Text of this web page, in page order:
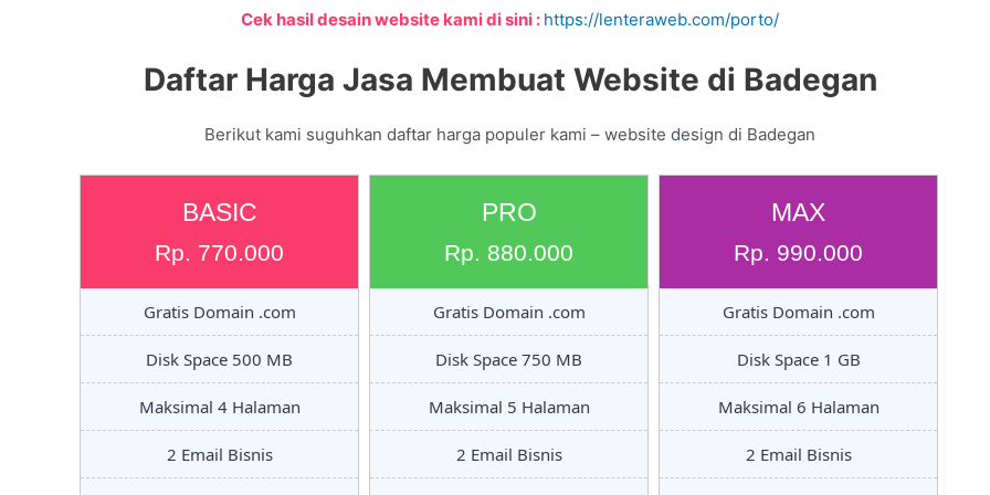
Cek hasil desain website kami di sini : https://lenteraweb.com/porto/
Daftar Harga Jasa Membuat Website di Badegan
Berikut kami suguhkan daftar harga populer kami – website design di Badegan
BASIC
Rp. 770.000
Gratis Domain .com
Disk Space 500 MB
Maksimal 4 Halaman
2 Email Bisnis
PRO
Rp. 880.000
Gratis Domain .com
Disk Space 750 MB
Maksimal 5 Halaman
2 Email Bisnis
MAX
Rp. 990.000
Gratis Domain .com
Disk Space 1 GB
Maksimal 6 Halaman
2 Email Bisnis